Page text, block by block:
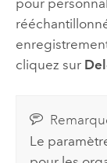
cliquez sur
Le